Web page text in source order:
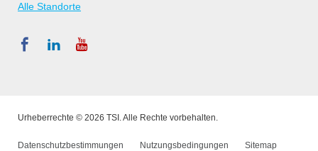
Alle Standorte
Urheberrechte © 2026 TSI. Alle Rechte vorbehalten.
Datenschutzbestimmungen Nutzungsbedingungen Sitemap